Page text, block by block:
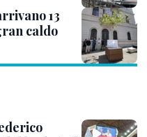
13
caldo